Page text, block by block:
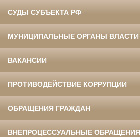
СУДЫ СУБЪЕКТА РФ
МУНИЦИПАЛЬНЫЕ ОРГАНЫ ВЛАСТИ
ВАКАНСИИ
ПРОТИВОДЕЙСТВИЕ КОРРУПЦИИ
ОБРАЩЕНИЯ ГРАЖДАН
ВНЕПРОЦЕССУАЛЬНЫЕ ОБРАЩЕНИЯ